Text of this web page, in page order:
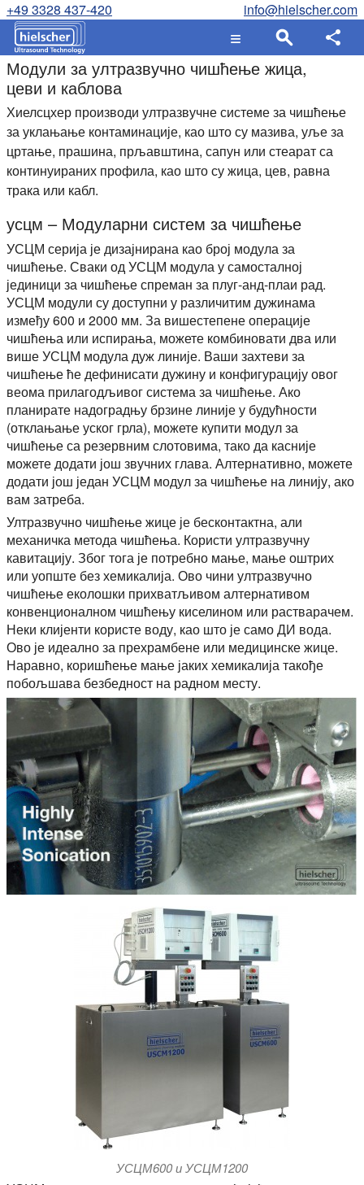
+49 3328 437-420 info@hielscher.com
Модули за ултразвучно чишћење жица,
цеви и каблова
Хиелсцхер производи ултразвучне системе за чишћење
за уклањање контаминације, као што су мазива, уље за
цртање, прашина, прљавштина, сапун или стеарат са
континуираних профила, као што су жица, цев, равна
трака или кабл.
усцм – Модуларни систем за чишћење
УСЦМ серија је дизајнирана као број модула за
чишћење. Сваки од УСЦМ модула у самосталној
јединици за чишћење спреман за плуг-анд-плаи рад.
УСЦМ модули су доступни у различитим дужинама
између 600 и 2000 мм. За вишестепене операције
чишћења или испирања, можете комбиновати два или
више УСЦМ модула дуж линије. Ваши захтеви за
чишћење ће дефинисати дужину и конфигурацију овог
веома прилагодљивог система за чишћење. Ако
планирате надоградњу брзине линије у будућности
(отклањање уског грла), можете купити модул за
чишћење са резервним слотовима, тако да касније
можете додати још звучних глава. Алтернативно, можете
додати још један УСЦМ модул за чишћење на линију, ако
вам затреба.
Ултразвучно чишћење жице је бесконтактна, али
механичка метода чишћења. Користи ултразвучну
кавитацију. Због тога је потребно мање, мање оштрих
или уопште без хемикалија. Ово чини ултразвучно
чишћење еколошки прихватљивом алтернативом
конвенционалном чишћењу киселином или растварачем.
Неки клијенти користе воду, као што је само ДИ вода.
Ово је идеално за прехрамбене или медицинске жице.
Наравно, коришћење мање јаких хемикалија такође
побољшава безбедност на радном месту.
УСЦМ600 и УСЦМ1200